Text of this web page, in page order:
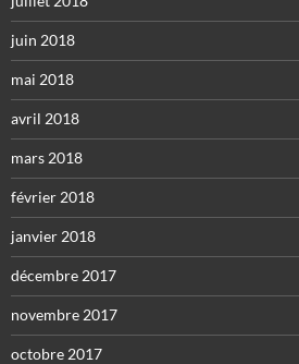
juin 2018
mai 2018
avril 2018
mars 2018
février 2018
janvier 2018
décembre 2017
novembre 2017
octobre 2017